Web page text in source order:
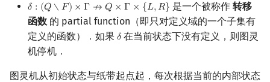
空间谱系定理
萨维奇定理
P?=NP
𝛿 : (𝑄 ∖ 𝐹) × Γ ↛ 𝑄 × Γ × {𝐿,𝑅}
δ ( Q∖F)×Γ↛Q ×Γ ×{L ,R } 是一个被称作转移
函数 的 partial function（即只对定义域的一个子集有
定义的函数）．如果 𝛿
δ 在当前状态下没有定义，则图灵
机停机．
图灵机从初始状态与纸带起点起，每次根据当前的内部状态